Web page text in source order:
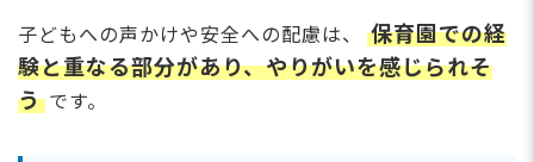
子どもへの声かけや安全への配慮は、
保育園での経
験と重なる部分があり、やりがいを感じられそ
う です。